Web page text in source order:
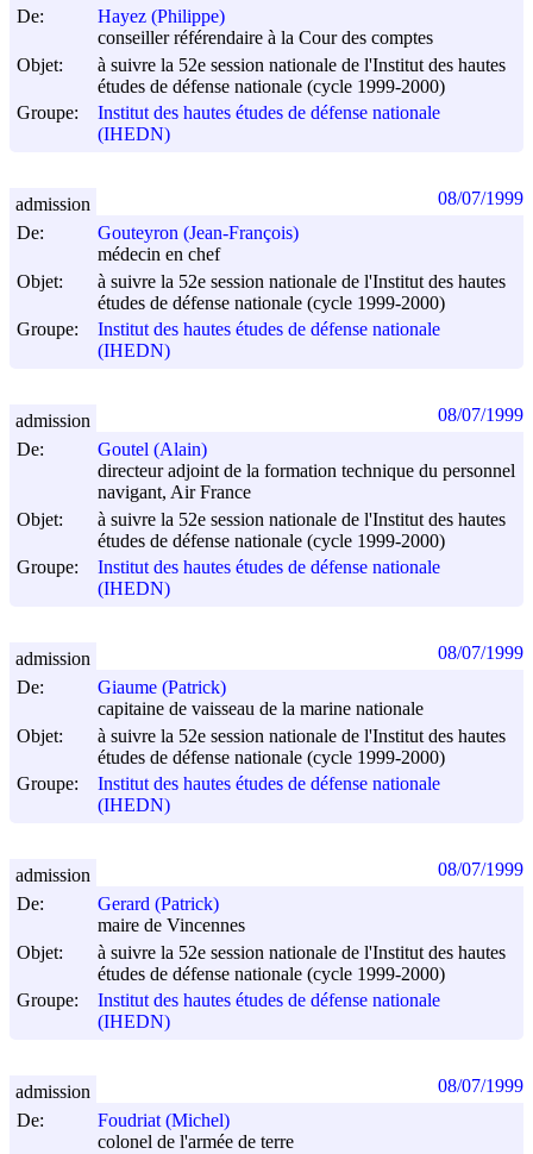
De:
Hayez (Philippe)
conseiller référendaire à la Cour des comptes
Objet:
à suivre la 52e session nationale de l'Institut des hautes
études de défense nationale (cycle 1999-2000)
Groupe:
Institut des hautes études de défense nationale
(IHEDN)
De:
Gouteyron (Jean-François)
médecin en chef
Objet:
à suivre la 52e session nationale de l'Institut des hautes
études de défense nationale (cycle 1999-2000)
Groupe:
Institut des hautes études de défense nationale
(IHEDN)
admission 08/07/1999
De:
Goutel (Alain)
directeur adjoint de la formation technique du personnel
navigant, Air France
Objet:
à suivre la 52e session nationale de l'Institut des hautes
études de défense nationale (cycle 1999-2000)
Groupe:
Institut des hautes études de défense nationale
(IHEDN)
admission 08/07/1999
De:
Giaume (Patrick)
capitaine de vaisseau de la marine nationale
Objet:
à suivre la 52e session nationale de l'Institut des hautes
études de défense nationale (cycle 1999-2000)
Groupe:
Institut des hautes études de défense nationale
(IHEDN)
admission 08/07/1999
De:
Gerard (Patrick)
maire de Vincennes
Objet:
à suivre la 52e session nationale de l'Institut des hautes
études de défense nationale (cycle 1999-2000)
Groupe:
Institut des hautes études de défense nationale
(IHEDN)
admission 08/07/1999
De:
Foudriat (Michel)
colonel de l'armée de terre
admission 08/07/1999